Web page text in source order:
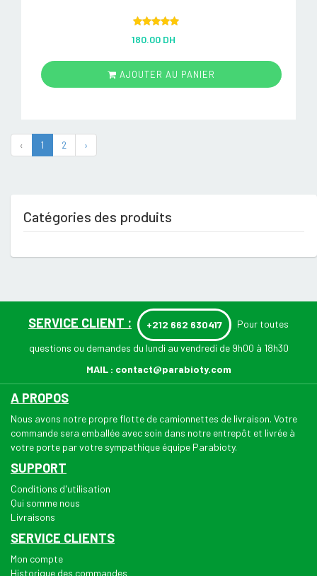
out of 5
180.00 DH
AJOUTER AU PANIER
‹ 1 2 ›
Catégories des produits
SERVICE CLIENT : +212 662 630417 Pour toutes
questions ou demandes du lundi au vendredi de 9h00 à 18h30
MAIL : contact@parabioty.com
A PROPOS
Nous avons notre propre flotte de camionnettes de livraison. Votre
commande sera emballée avec soin dans notre entrepôt et livrée à
votre porte par votre sympathique équipe Parabioty.
SUPPORT
Conditions d'utilisation
Qui somme nous
Livraisons
SERVICE CLIENTS
Mon compte
Historique des commandes